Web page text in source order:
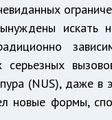
(NUS), даже в
новые формы,